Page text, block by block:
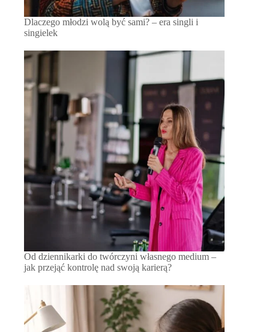
Dlaczego młodzi wolą być sami? – era singli i
singielek
Od dziennikarki do twórczyni własnego medium –
jak przejąć kontrolę nad swoją karierą?